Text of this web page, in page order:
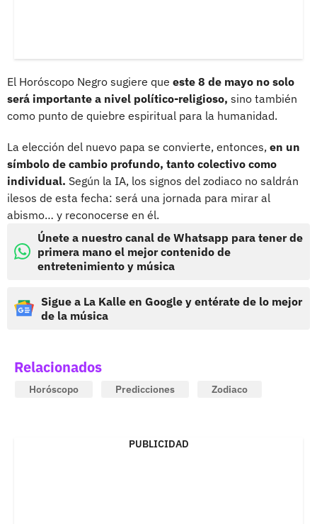
El Horóscopo Negro sugiere que este 8 de mayo no solo
será importante a nivel político-religioso, sino también
como punto de quiebre espiritual para la humanidad.
La elección del nuevo papa se convierte, entonces, en un
símbolo de cambio profundo, tanto colectivo como
individual. Según la IA, los signos del zodiaco no saldrán
ilesos de esta fecha: será una jornada para mirar al
abismo… y reconocerse en él.
Únete a nuestro canal de Whatsapp para tener de
primera mano el mejor contenido de
entretenimiento y música
Sigue a La Kalle en Google y entérate de lo mejor
de la música
Relacionados
Horóscopo Predicciones Zodiaco
PUBLICIDAD